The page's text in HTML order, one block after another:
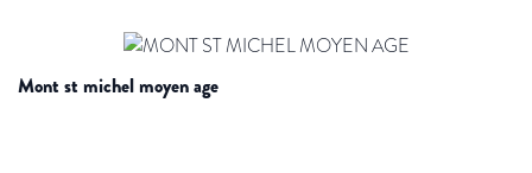
mont st michel moyen age